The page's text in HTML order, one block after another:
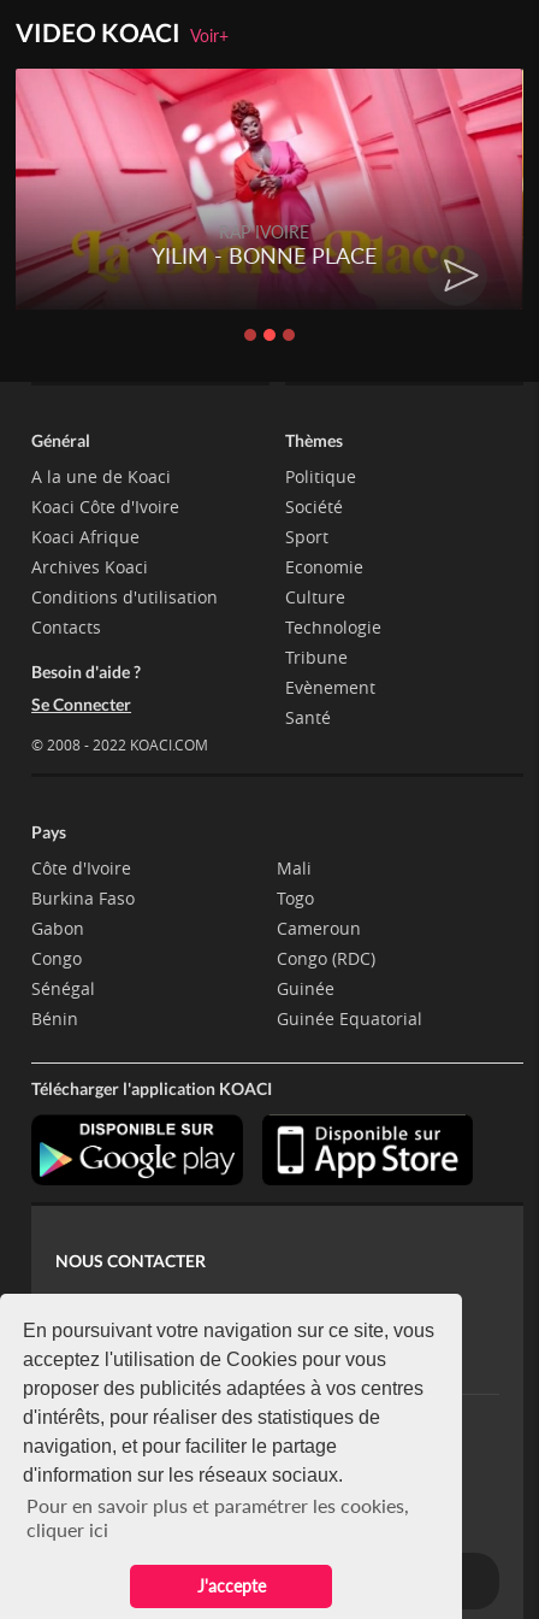
En poursuivant votre navigation sur ce site, vous
acceptez l'utilisation de Cookies pour vous
proposer des publicités adaptées à vos centres
d'intérêts, pour réaliser des statistiques de
navigation, et pour faciliter le partage
d'information sur les réseaux sociaux.
Pour en savoir plus et paramétrer les cookies,
cliquer ici
J'accepte
VIDEO KOACIVoir+
RAP IVOIRE
YILIM - BONNE PLACE
Général
A la une de Koaci
Koaci Côte d'Ivoire
Koaci Afrique
Archives Koaci
Conditions d'utilisation
Contacts
Besoin d'aide ?
Se Connecter
© 2008 - 2022 KOACI.COM
Thèmes
Politique
Société
Sport
Economie
Culture
Technologie
Tribune
Evènement
Santé
Pays
Côte d'Ivoire
Burkina Faso
Gabon
Congo
Sénégal
Bénin
Mali
Togo
Cameroun
Congo (RDC)
Guinée
Guinée Equatorial
Télécharger l'application KOACI
NOUS CONTACTER
koaci@yahoo.fr
+225 07 08 85 52 93
NEWSLETTER
Restez connecté via notre newsletter
S'abonner
Se désabonner